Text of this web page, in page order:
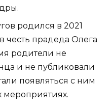
родился в 2021
честь прадеда Олега
родители не
и не публиковали
появляться с ним
мероприятиях.